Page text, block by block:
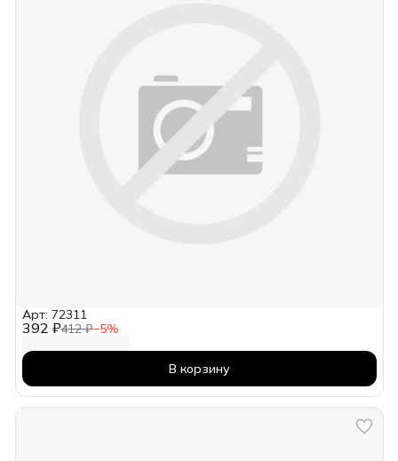
392 ₽412 ₽−5%
Арт: 72311
В корзину